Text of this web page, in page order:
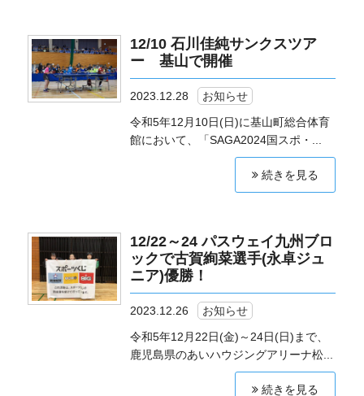
12/10 石川佳純サンクスツア
ー 基山で開催
2023.12.28
お知らせ
令和5年12月10日(日)に基山町総合体育
館において、「SAGA2024国スポ・...
続きを見る
12/22～24 パスウェイ九州ブロ
ックで古賀絢菜選手(永卓ジュ
ニア)優勝！
2023.12.26
お知らせ
令和5年12月22日(金)～24日(日)まで、
鹿児島県のあいハウジングアリーナ松...
続きを見る